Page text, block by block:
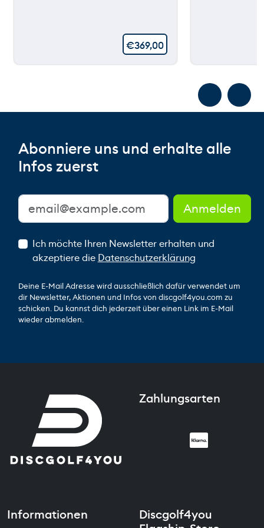
€369,00
Abonniere uns und erhalte alle
Infos zuerst
Ich möchte Ihren Newsletter erhalten und
akzeptiere die Datenschutzerklärung
Deine E-Mail Adresse wird ausschließlich dafür verwendet um
dir Newsletter, Aktionen und Infos von discgolf4you.com zu
schicken. Du kannst dich jederzeit über einen Link im E-Mail
wieder abmelden.
Zahlungsarten
Informationen
Discgolf4you